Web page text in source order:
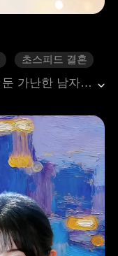
초스피드 결혼
심씨 가문의 아가씨 심지연이 딸을 둔 가난한 남자와 급하게 결혼을 하게 되었다. 그렇게 시간이 지나면서 심지연은 남편의 다른 모습을 발견하게 되며 숨겨진 비밀이 밝혀지기 시작했다. 매일 밤 한 침대에서 사랑을 속삭인 남편이 재벌이었다니! 오랜만에 짜릿한 승부욕을 자극하는 라이벌을 만난 심지연은 마음속 깊은 곳에서 억제할 수 없는 감정이 나타나는데...